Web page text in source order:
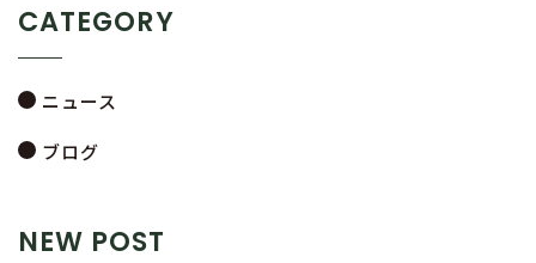
CATEGORY
ニュース
ブログ
NEW POST